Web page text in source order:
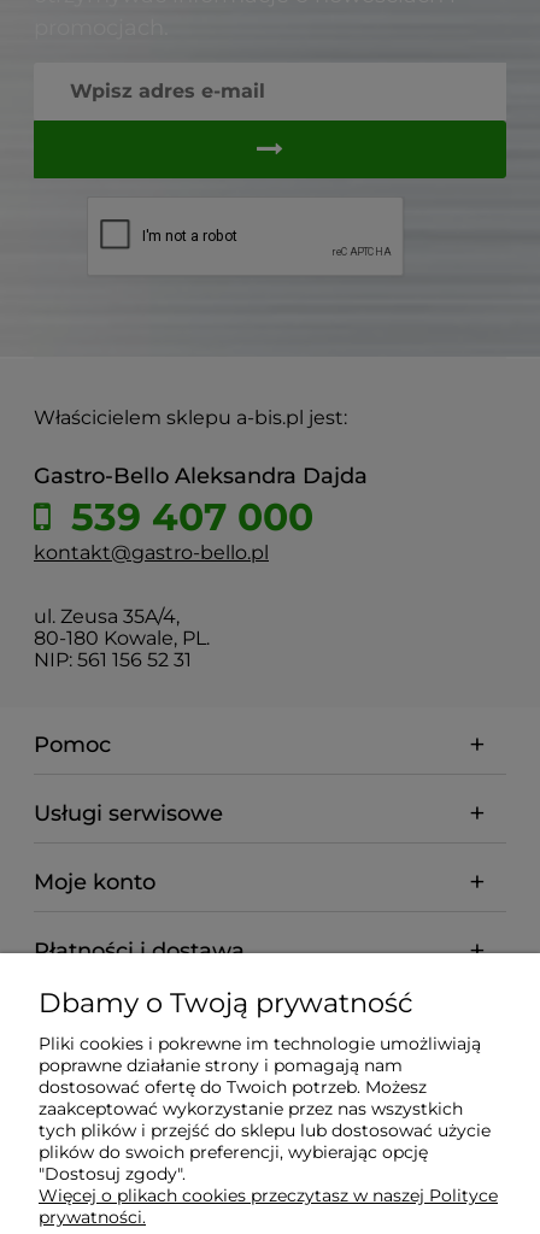
Właścicielem sklepu a-bis.pl jest:
Gastro-Bello Aleksandra Dajda
539 407 000
kontakt@gastro-bello.pl
ul. Zeusa 35A/4,
80-180 Kowale, PL.
NIP: 561 156 52 31
Pomoc
Usługi serwisowe
Moje konto
Płatności i dostawa
Informacje
O nas
Wyposażenie Gastronomii - Projekty Technologiczne -
Sklep Gastronomiczny - Serwis Sprzętu
Gastronomicznego | Gdańsk - Trójmiasto - Pomorskie
Dbamy o Twoją prywatność
Pliki cookies i pokrewne im technologie umożliwiają
poprawne działanie strony i pomagają nam
dostosować ofertę do Twoich potrzeb. Możesz
zaakceptować wykorzystanie przez nas wszystkich
tych plików i przejść do sklepu lub dostosować użycie
plików do swoich preferencji, wybierając opcję
"Dostosuj zgody".
Więcej o plikach cookies przeczytasz w naszej Polityce
prywatności.